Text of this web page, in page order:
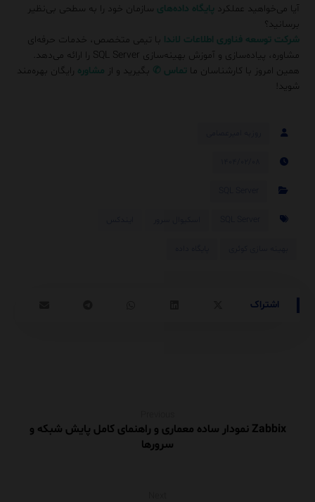
آیا می‌خواهید عملکرد پایگاه داده‌های سازمان خود را به سطحی بی‌نظیر
برسانید؟
شرکت توسعه فناوری اطلاعات لاندا با تیمی متخصص، خدمات حرفه‌ای
مشاوره، پیاده‌سازی و آموزش بهینه‌سازی SQL Server را ارائه می‌دهد.
همین امروز با کارشناسان ما تماس ✆ بگیرید و از مشاوره رایگان بهره‌مند
شوید!
Zabbix نمودار ساده معماری و راهنمای کامل پایش شبکه و
سرورها